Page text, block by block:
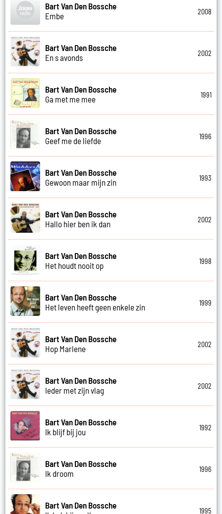
Bart Van Den Bossche
Embe
2008
Bart Van Den Bossche
En s avonds
2002
Bart Van Den Bossche
Ga met me mee
1991
Bart Van Den Bossche
Geef me de liefde
1996
Bart Van Den Bossche
Gewoon maar mijn zin
1993
Bart Van Den Bossche
Hallo hier ben ik dan
2002
Bart Van Den Bossche
Het houdt nooit op
1998
Bart Van Den Bossche
Het leven heeft geen enkele zin
1999
Bart Van Den Bossche
Hop Marlene
2002
Bart Van Den Bossche
Ieder met zijn vlag
2002
Bart Van Den Bossche
Ik blijf bij jou
1992
Bart Van Den Bossche
Ik droom
1996
Bart Van Den Bossche
1995